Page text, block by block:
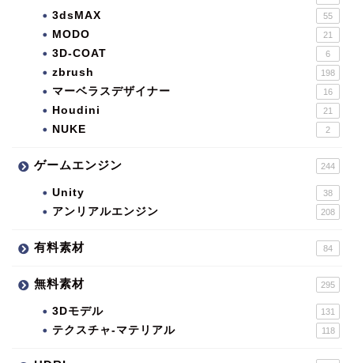
3dsMAX 55
MODO 21
3D-COAT 6
zbrush 198
マーベラスデザイナー 16
Houdini 21
NUKE 2
ゲームエンジン 244
Unity 38
アンリアルエンジン 208
有料素材 84
無料素材 295
3Dモデル 131
テクスチャ-マテリアル 118